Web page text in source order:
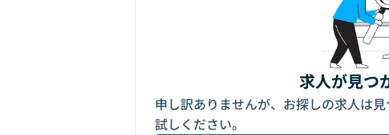
求人が見つ
申し訳ありませんが、お探しの求人は
試しください。